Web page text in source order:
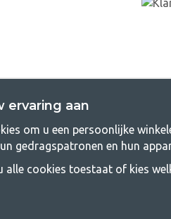
moet zijn voor iedereen, en
ervaring aan
om u een persoonlijke
gedragspatronen en hun
alle cookies toestaat of kies